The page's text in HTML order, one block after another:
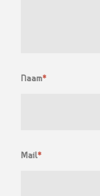
Naam*
Mail*